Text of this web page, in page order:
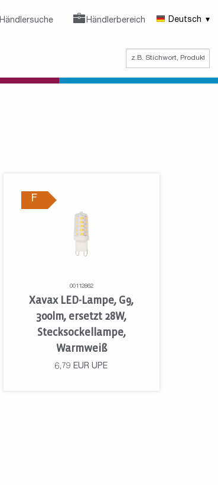
Händlersuche Händlerbereich Deutsch
F
00112862
Xavax LED-Lampe, G9,
300lm, ersetzt 28W,
Stecksockellampe,
Warmweiß
6,79 EUR UPE